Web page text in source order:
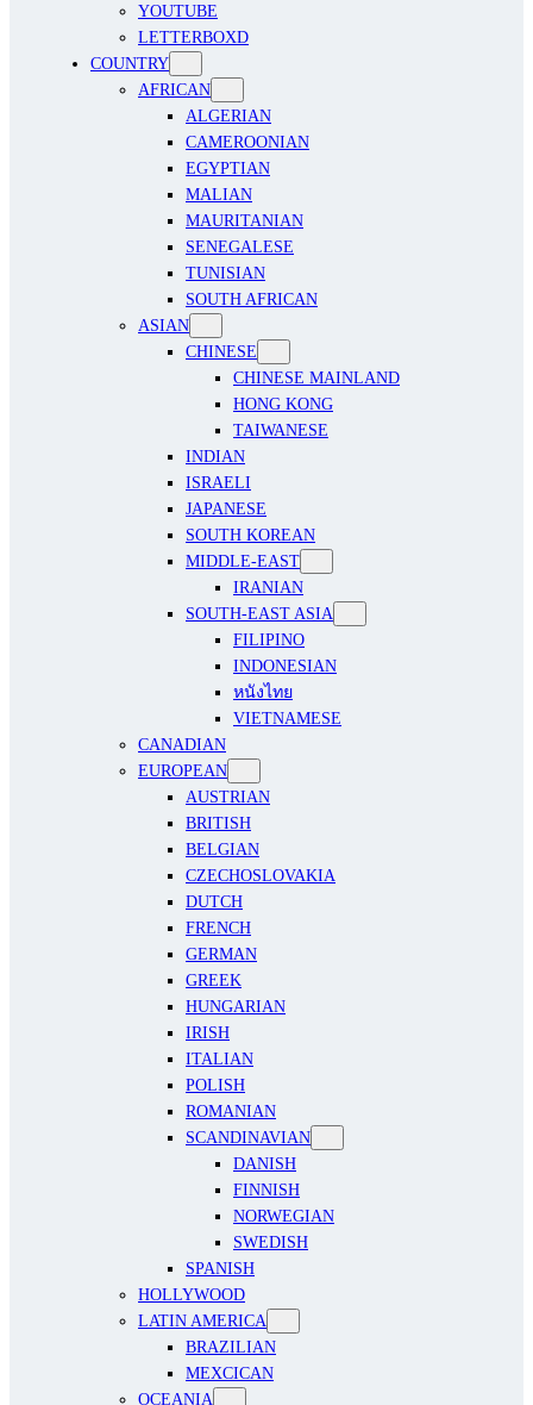
YOUTUBE
LETTERBOXD
COUNTRY
AFRICAN
ALGERIAN
CAMEROONIAN
EGYPTIAN
MALIAN
MAURITANIAN
SENEGALESE
TUNISIAN
SOUTH AFRICAN
ASIAN
CHINESE
CHINESE MAINLAND
HONG KONG
TAIWANESE
INDIAN
ISRAELI
JAPANESE
SOUTH KOREAN
MIDDLE-EAST
IRANIAN
SOUTH-EAST ASIA
FILIPINO
INDONESIAN
หนังไทย
VIETNAMESE
CANADIAN
EUROPEAN
AUSTRIAN
BRITISH
BELGIAN
CZECHOSLOVAKIA
DUTCH
FRENCH
GERMAN
GREEK
HUNGARIAN
IRISH
ITALIAN
POLISH
ROMANIAN
SCANDINAVIAN
DANISH
FINNISH
NORWEGIAN
SWEDISH
SPANISH
HOLLYWOOD
LATIN AMERICA
BRAZILIAN
MEXCICAN
OCEANIA